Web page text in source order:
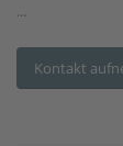
...
Kontakt